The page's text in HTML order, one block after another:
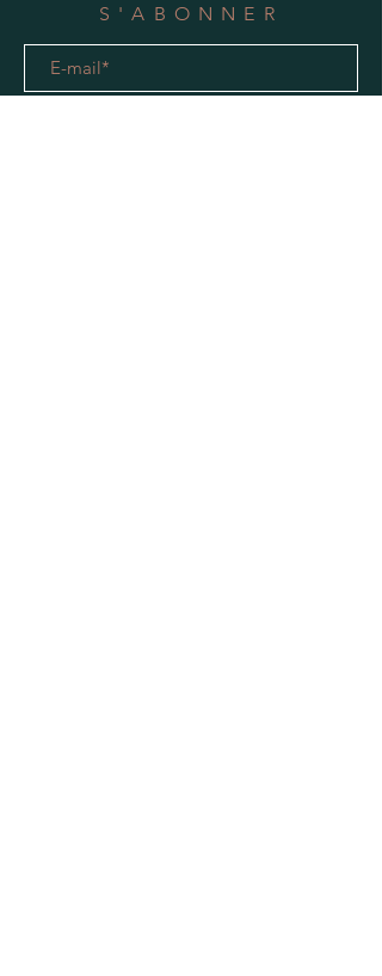
S'ABONNER